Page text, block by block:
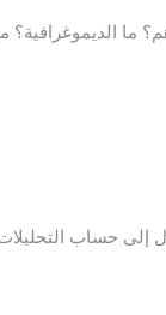
الديموغرافية؟
إلى حساب